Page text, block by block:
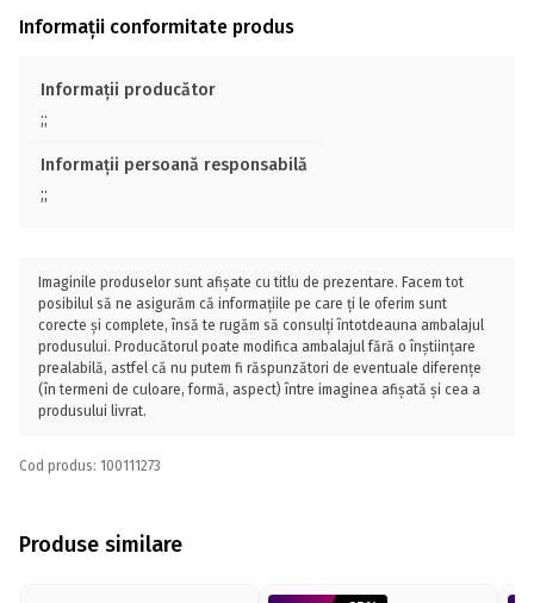
Informații conformitate produs
Informații producător
;;
Informații persoană responsabilă
;;
Imaginile produselor sunt afișate cu titlu de prezentare. Facem tot
posibilul să ne asigurăm că informațiile pe care ți le oferim sunt
corecte și complete, însă te rugăm să consulți întotdeauna ambalajul
produsului. Producătorul poate modifica ambalajul fără o înștiințare
prealabilă, astfel că nu putem fi răspunzători de eventuale diferențe
(în termeni de culoare, formă, aspect) între imaginea afișată și cea a
produsului livrat.
Cod produs: 100111273
Produse similare